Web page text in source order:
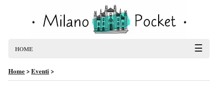
HOME ☰
Home>Eventi>